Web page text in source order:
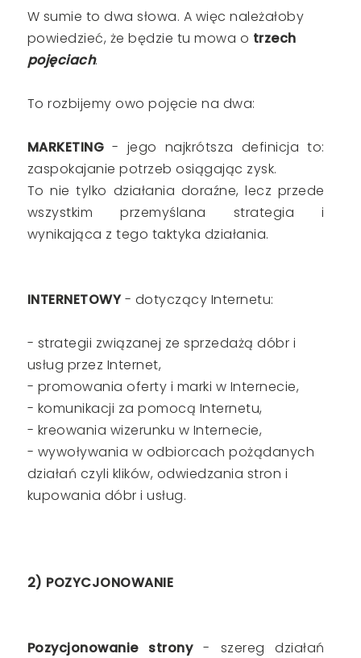
W sumie to dwa słowa. A więc należałoby
powiedzieć, że będzie tu mowa o trzech
pojęciach.
To rozbijemy owo pojęcie na dwa:
MARKETING- jego najkrótsza definicja to:
zaspokajanie potrzeb osiągając zysk.
To nie tylko działania doraźne, lecz przede
wszystkim przemyślana strategia i
wynikająca z tego taktyka działania.
INTERNETOWY- dotyczący Internetu:
- strategii związanej ze sprzedażą dóbr i
usług przez Internet,
- promowania oferty i marki w Internecie,
- komunikacji za pomocą Internetu,
- kreowania wizerunku w Internecie,
- wywoływania w odbiorcach pożądanych
działań czyli klików, odwiedzania stron i
kupowania dóbr i usług.
2) POZYCJONOWANIE
Pozycjonowanie strony- szereg działań